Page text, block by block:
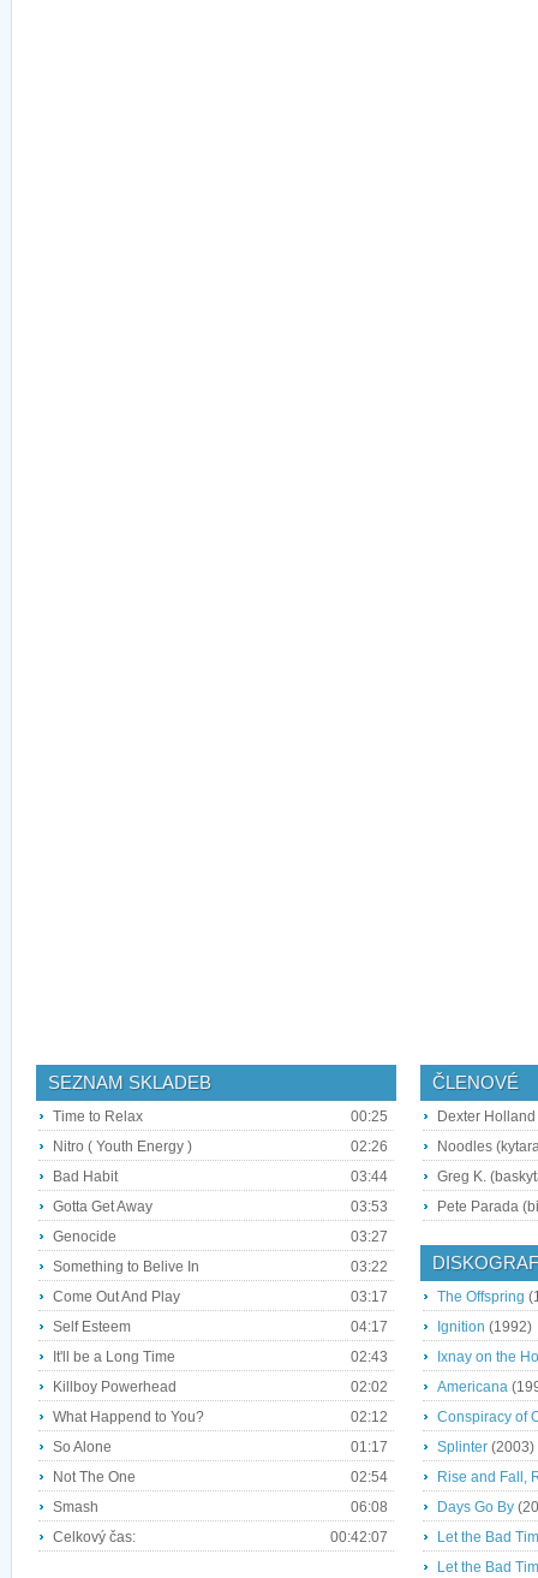
SEZNAM SKLADEB
Time to Relax
00:25
Nitro ( Youth Energy )
02:26
Bad Habit
03:44
Gotta Get Away
03:53
Genocide
03:27
Something to Belive In
03:22
Come Out And Play
03:17
Self Esteem
04:17
It'll be a Long Time
02:43
Killboy Powerhead
02:02
What Happend to You?
02:12
So Alone
01:17
Not The One
02:54
Smash
06:08
Celkový čas:
00:42:07
ČLENOVÉ
Dexter
Noodles
Greg K.
Pete Parada
The Offspring
Ignition (1992)
Ixnay on the
Americana
Conspiracy of
Splinter (2003)
Rise and Fall,
Days Go By
Let the Bad
Let the Bad